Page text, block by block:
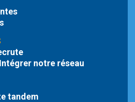
notre réseau
tandem